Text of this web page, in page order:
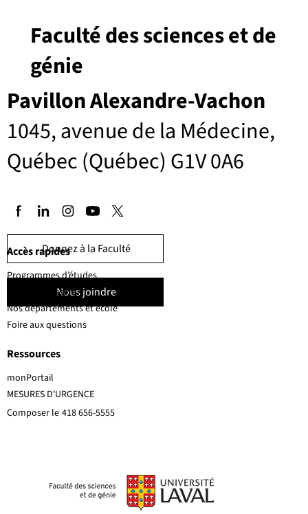
Pavillon Alexandre-Vachon
1045, avenue de la Médecine,
Québec (Québec) G1V 0A6
Faculté des sciences et de
génie
Donnez à la Faculté
Nous joindre
MESURES D'URGENCE
Composer le 418 656-5555
Accès rapides
Ressources
Programmes d’études
Corps professoral
Nos départements et école
Foire aux questions
monPortail